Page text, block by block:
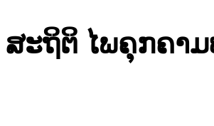
ສະຖິຕິ ໄພຄຸກຄາມ